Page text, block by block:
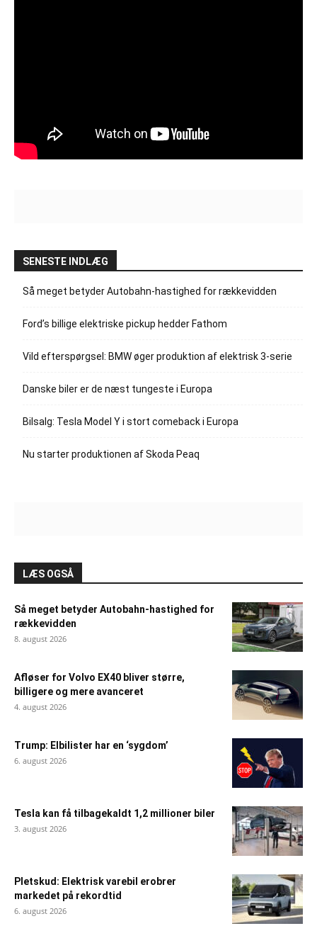
SENESTE INDLÆG
Så meget betyder Autobahn-hastighed for rækkevidden
Ford’s billige elektriske pickup hedder Fathom
Vild efterspørgsel: BMW øger produktion af elektrisk 3-serie
Danske biler er de næst tungeste i Europa
Bilsalg: Tesla Model Y i stort comeback i Europa
Nu starter produktionen af Skoda Peaq
LÆS OGSÅ
Så meget betyder Autobahn-hastighed for
rækkevidden
8. august 2026
Afløser for Volvo EX40 bliver større,
billigere og mere avanceret
4. august 2026
Trump: Elbilister har en ‘sygdom’
6. august 2026
Tesla kan få tilbagekaldt 1,2 millioner biler
3. august 2026
Pletskud: Elektrisk varebil erobrer
markedet på rekordtid
6. august 2026